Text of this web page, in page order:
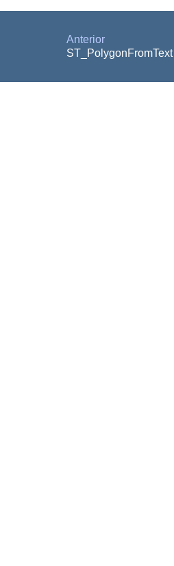
Anterior
ST_PolygonFromText